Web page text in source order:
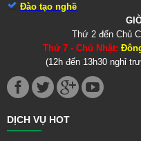
Đào tạo nghề
Thứ 2 đến Chủ
Thứ 7 - Chủ Nhật:
(12h đến 13h30 nghỉ
DỊCH VỤ HOT